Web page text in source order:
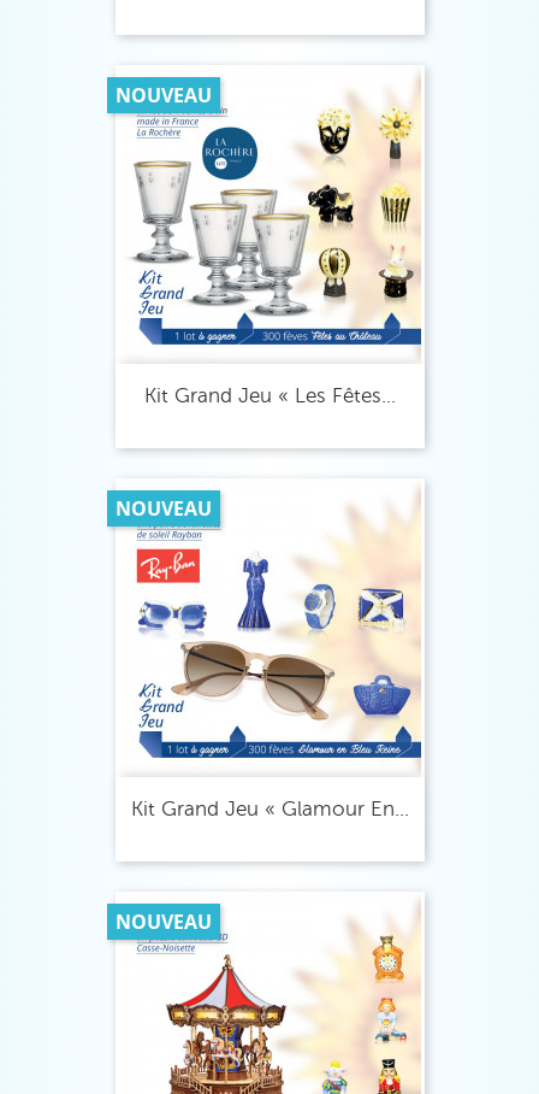
Kit Grand Jeu « Les Fêtes...
NOUVEAU
Kit Grand Jeu « Glamour En...
NOUVEAU
NOUVEAU